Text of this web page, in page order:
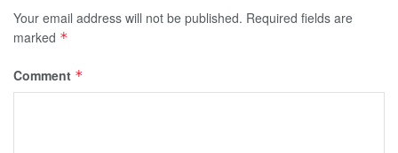
Your email address will not be published. Required fields are
marked *
Comment *